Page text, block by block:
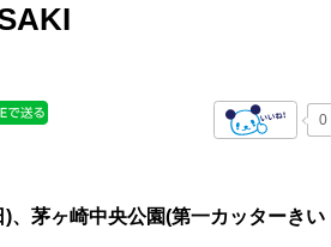
0
、茅ヶ崎中央公園(第一カッターきい